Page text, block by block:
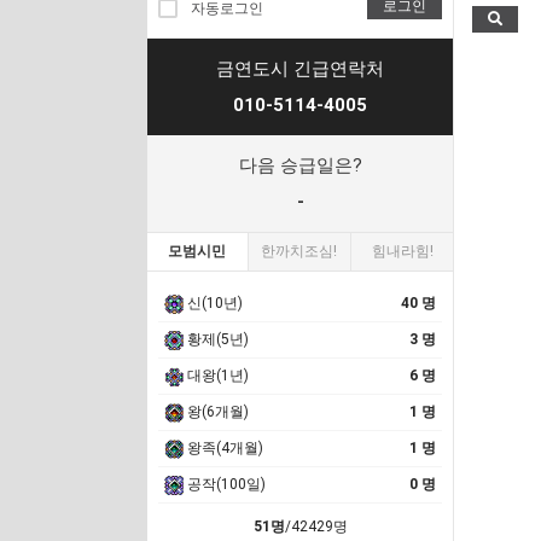
자동로그인 로그인
금연도시 긴급연락처
010-5114-4005
다음 승급일은?
-
모범시민 한까치조심! 힘내라힘!
신(10년) 40 명
황제(5년) 3 명
대왕(1년) 6 명
왕(6개월) 1 명
왕족(4개월) 1 명
공작(100일) 0 명
51명/42429명